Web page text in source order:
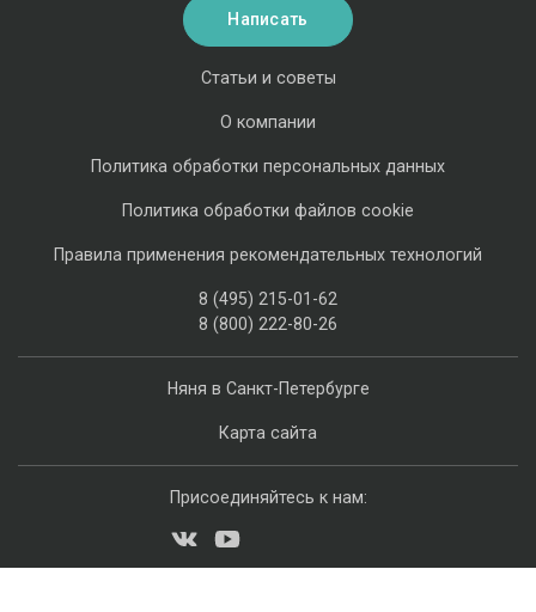
Няня в Санкт-Петербурге
Карта сайта
Статьи и советы
О компании
Политика обработки персональных данных
Политика обработки файлов cookie
Правила применения рекомендательных технологий
8 (495) 215-01-62
8 (800) 222-80-26
Написать
Присоединяйтесь к нам: